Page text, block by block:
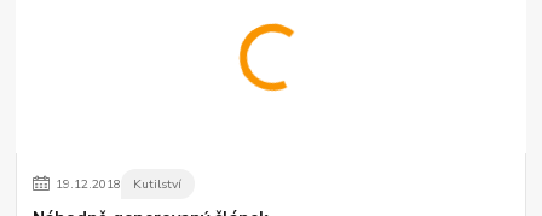
19.12.2018 Kutilství